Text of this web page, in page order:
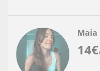
14€
Maia